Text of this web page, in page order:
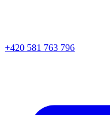
+420 581 763 796